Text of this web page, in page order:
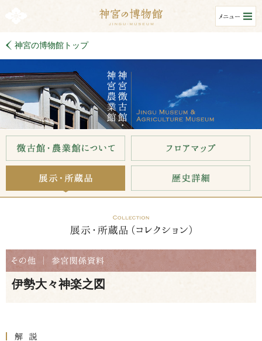
神宮の博物館トップ
伊勢大々神楽之図